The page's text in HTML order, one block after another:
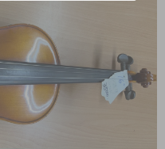
、保養服務~ 歡迎來電預約!